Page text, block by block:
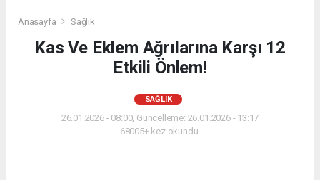
Anasayfa Sağlık
Kas Ve Eklem Ağrılarına Karşı 12
Etkili Önlem!
SAĞLIK
26.01.2026 - 08:00, Güncelleme: 26.01.2026 - 13:17
68005+ kez okundu.